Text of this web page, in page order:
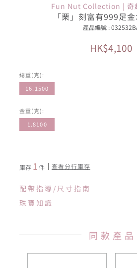
Fun Nut Collection | 奇
「栗」刻富有999足
產品編號 :
HK$4,100
總重(克):
16.1500
金重(克):
1.8100
庫存 1件 查看分行庫存
配帶指導/尺寸指南
珠寶知識
同款產品